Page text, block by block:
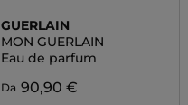
GUERLAIN
MON GUERLAIN
Eau de parfum
Da 90,90 €